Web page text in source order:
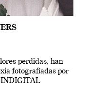
perdidas, han
fotografiadas por